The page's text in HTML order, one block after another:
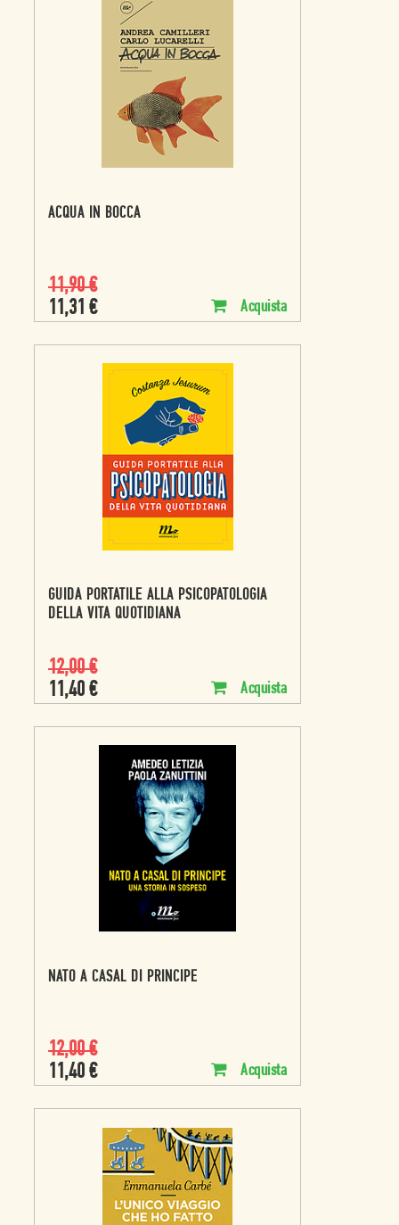
ACQUA IN BOCCA
11,90€
11,31 € Acquista
GUIDA PORTATILE ALLA PSICOPATOLOGIA
DELLA VITA QUOTIDIANA
12,00€
11,40 € Acquista
NATO A CASAL DI PRINCIPE
12,00€
11,40 € Acquista